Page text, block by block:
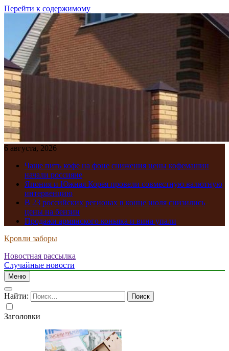
Перейти к содержимому
6 августа, 2026
Чаще пить кофе на фоне снижения цены кофемашин
начали россияне
Япония и Южная Корея провели совместную валютную
интервенцию
В 23 российских регионах в конце июля снизились
цены на бензин
Продажи армянского коньяка и вина упали
Кровли заборы
Новостная рассылка
Случайные новости
Меню
Найти:
Заголовки